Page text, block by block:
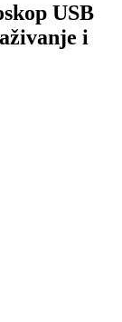
USB
i